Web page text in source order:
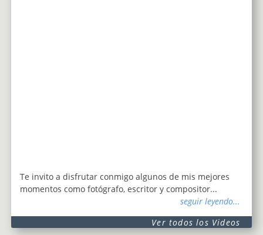
Te invito a disfrutar conmigo algunos de mis mejores
momentos como fotógrafo, escritor y compositor...
seguir leyendo...
Ver todos los Videos